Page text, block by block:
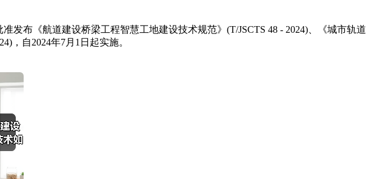
布《航道建设桥梁工程智慧工地建设技术规范》(T/JSCTS 48 - 2024)、《城市轨道
，自2024年7月1日起实施。